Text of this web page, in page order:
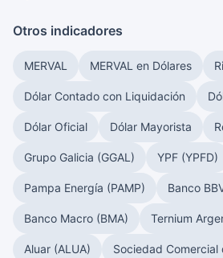
Otros indicadores
MERVAL MERVAL en Dólares
Dólar Contado con Liquidación
Dólar Oficial Dólar Mayorista
Grupo Galicia (GGAL) YPF (YPFD)
Pampa Energía (PAMP) Banco
Banco Macro (BMA) Ternium
Aluar (ALUA) Sociedad Comercial